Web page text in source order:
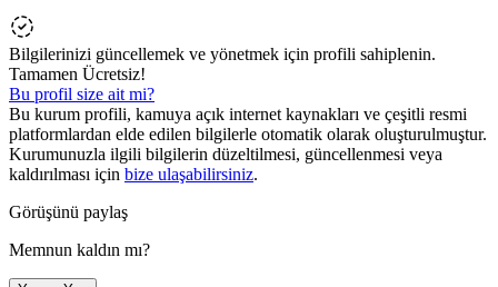
Bilgilerinizi güncellemek ve yönetmek için profili sahiplenin.
Tamamen Ücretsiz!
Bu profil size ait mi?
Bu kurum profili, kamuya açık internet kaynakları ve çeşitli resmi
platformlardan elde edilen bilgilerle otomatik olarak oluşturulmuştur.
Kurumunuzla ilgili bilgilerin düzeltilmesi, güncellenmesi veya
kaldırılması için bize ulaşabilirsiniz.
Görüşünü paylaş
Memnun kaldın mı?